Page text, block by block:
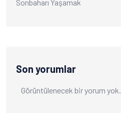
Sonbaharı Yaşamak
Son yorumlar
Görüntülenecek bir yorum yok.